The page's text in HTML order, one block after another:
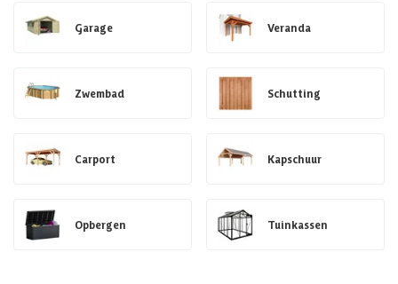
Garage Veranda
Zwembad Schutting
Carport Kapschuur
Opbergen Tuinkassen